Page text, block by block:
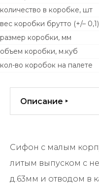
количество в коробке, шт
вес коробки брутто (+/–
размер коробки, мм
объем коробки, м.куб
кол-во коробок на палете
Сифон с малым
литым выпуском с
д.63мм и отводом в